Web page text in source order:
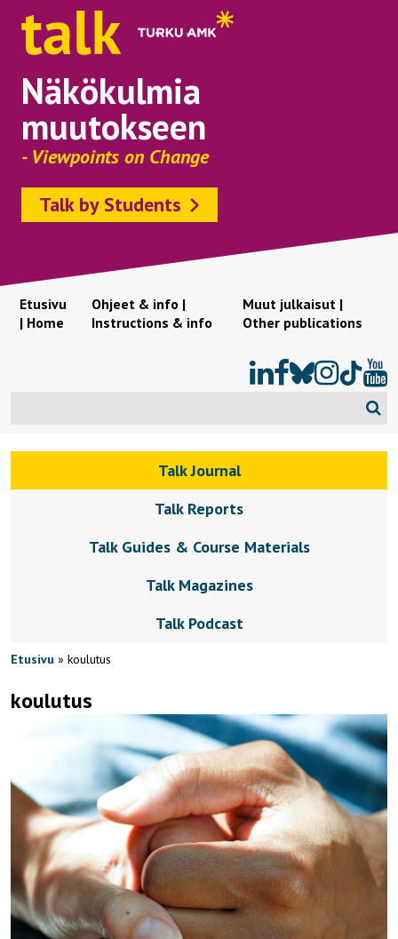
Näkökulmia
muutokseen
- Viewpoints on Change
Talk by Students
Etusivu
| Home
Ohjeet & info |
Instructions & info
Muut julkaisut |
Other publications
Talk Journal
Talk Reports
Talk Guides & Course Materials
Talk Magazines
Talk Podcast
Etusivu » koulutus
koulutus